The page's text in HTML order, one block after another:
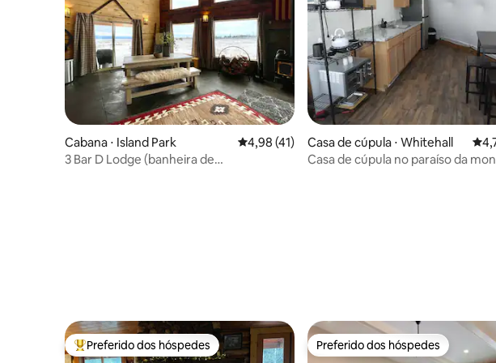
Cabana ⋅ Island Park 4,98 de uma avaliação média de 5, 41
4,98 (41)
3 Bar D Lodge (banheira de
Casa de cúpula ⋅ Whitehall
Casa de cúpula no paraíso da
Entre os melhores preferidos dos hóspedes
Preferido dos hóspedes Preferido dos hóspedes
Preferido dos hóspedes